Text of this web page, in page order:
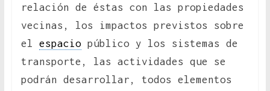
relación de éstas con las propiedades
vecinas, los impactos previstos sobre
el espaciopúblico y los sistemas de
transporte, las actividades que se
podrán desarrollar, todos elementos